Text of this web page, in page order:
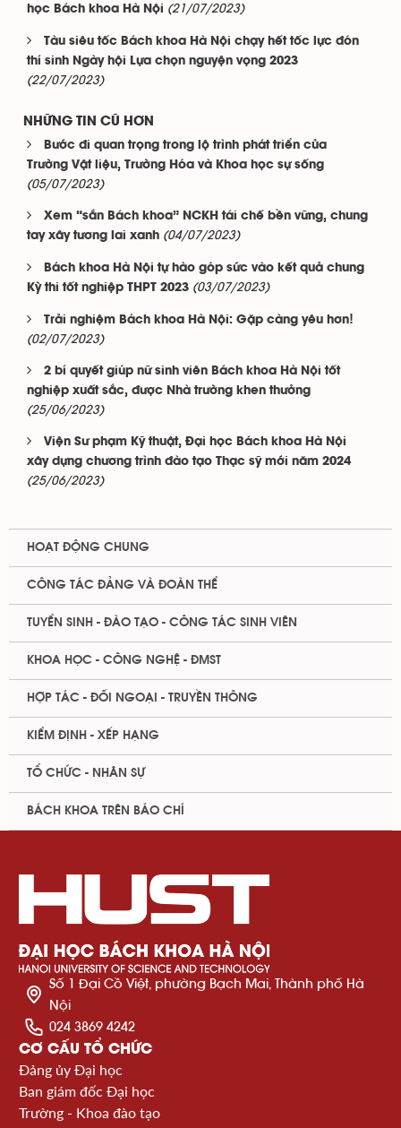
học Bách khoa Hà Nội (21/07/2023)
Tàu siêu tốc Bách khoa Hà Nội chạy hết tốc lực đón
thí sinh Ngày hội Lựa chọn nguyện vọng 2023
(22/07/2023)
NHỮNG TIN CŨ HƠN
Bước đi quan trọng trong lộ trình phát triển của
Trường Vật liệu, Trường Hóa và Khoa học sự sống
(05/07/2023)
Xem “sắn Bách khoa” NCKH tái chế bền vững, chung
tay xây tương lai xanh (04/07/2023)
Bách khoa Hà Nội tự hào góp sức vào kết quả chung
Kỳ thi tốt nghiệp THPT 2023 (03/07/2023)
Trải nghiệm Bách khoa Hà Nội: Gặp càng yêu hơn!
(02/07/2023)
2 bí quyết giúp nữ sinh viên Bách khoa Hà Nội tốt
nghiệp xuất sắc, được Nhà trường khen thưởng
(25/06/2023)
Viện Sư phạm Kỹ thuật, Đại học Bách khoa Hà Nội
xây dựng chương trình đào tạo Thạc sỹ mới năm 2024
(25/06/2023)
HOẠT ĐỘNG CHUNG
CÔNG TÁC ĐẢNG VÀ ĐOÀN THỂ
TUYỂN SINH - ĐÀO TẠO - CÔNG TÁC SINH VIÊN
KHOA HỌC - CÔNG NGHỆ - ĐMST
HỢP TÁC - ĐỐI NGOẠI - TRUYỀN THÔNG
KIỂM ĐỊNH - XẾP HẠNG
TỔ CHỨC - NHÂN SỰ
BÁCH KHOA TRÊN BÁO CHÍ
Số 1 Đại Cồ Việt, phường Bạch Mai, Thành phố Hà
Nội
024 3869 4242
CƠ CẤU TỔ CHỨC
Đảng ủy Đại học
Ban giám đốc Đại học
Trường - Khoa đào tạo